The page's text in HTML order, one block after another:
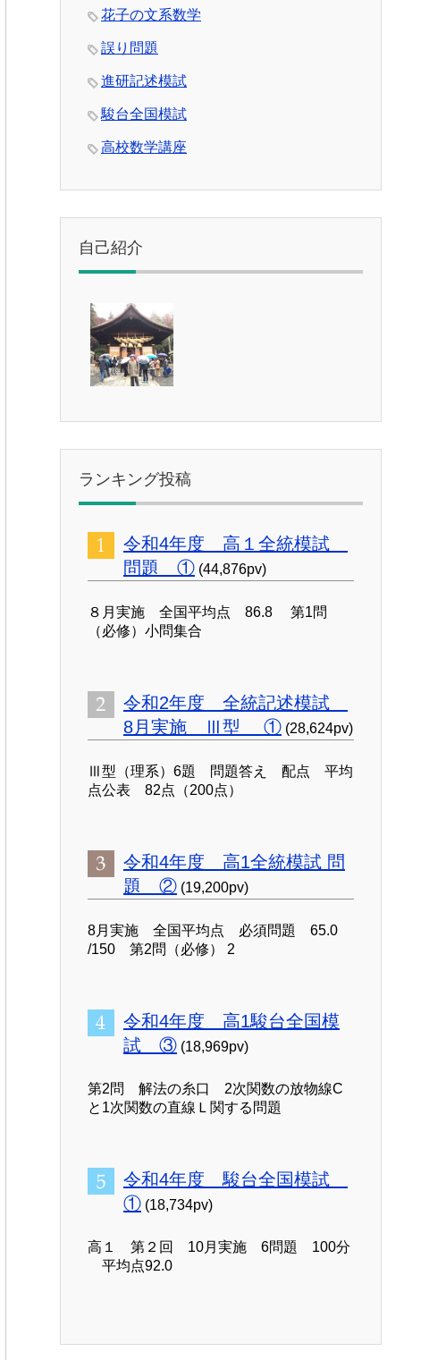
花子の文系数学
誤り問題
進研記述模試
駿台全国模試
高校数学講座
自己紹介
ランキング投稿
令和4年度 高１全統模試
問題 ① (44,876pv)
８月実施 全国平均点 86.8 第1問
（必修）小問集合
令和2年度 全統記述模試
8月実施 Ⅲ型 ① (28,624pv)
Ⅲ型（理系）6題 問題答え 配点 平均
点公表 82点（200点）
令和4年度 高1全統模試 問
題 ② (19,200pv)
8月実施 全国平均点 必須問題 65.0
/150 第2問（必修） 2
令和4年度 高1駿台全国模
試 ③ (18,969pv)
第2問 解法の糸口 2次関数の放物線C
と1次関数の直線Ｌ関する問題
令和4年度 駿台全国模試
① (18,734pv)
高１ 第２回 10月実施 6問題 100分
平均点92.0